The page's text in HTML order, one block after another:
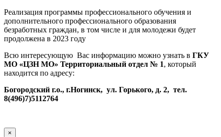
Реализация программы профессионального обучения и
дополнительного профессионального образования
безработных граждан, в том числе и для молодежи будет
продолжена в 2023 году
Всю интересующую Вас информацию можно узнать в ГКУ
МО «ЦЗН МО» Территориальный отдел № 1, который
находится по адресу:
Богородский г.о., г.Ногинск, ул. Горького, д. 2, тел.
8(496)7)5112764
×